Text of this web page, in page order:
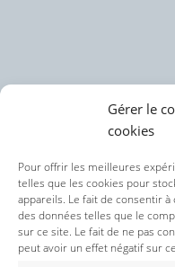
Gérer le
cookies
Pour offrir les meilleures
telles que les cookies pour
appareils. Le fait de consentir
des données telles que le
sur ce site. Le fait de ne pas
peut avoir un effet négatif sur
Politique des
Politique de